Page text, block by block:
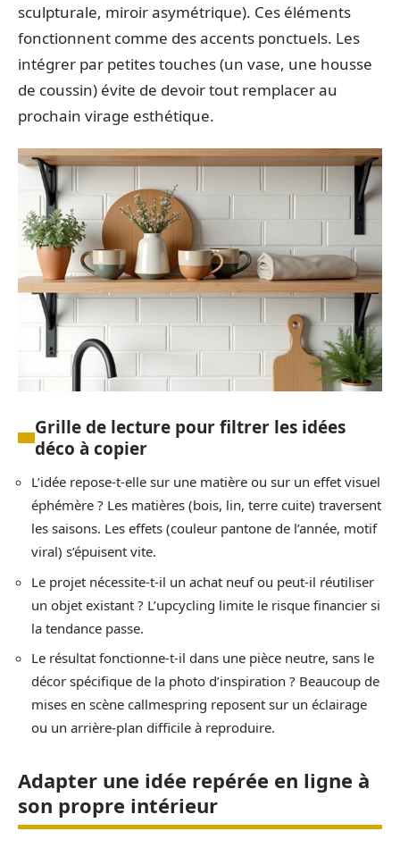
sculpturale, miroir asymétrique). Ces éléments
fonctionnent comme des accents ponctuels. Les
intégrer par petites touches (un vase, une housse
de coussin) évite de devoir tout remplacer au
prochain virage esthétique.
Grille de lecture pour filtrer les idées
déco à copier
L’idée repose-t-elle sur une matière ou sur un effet visuel
éphémère ? Les matières (bois, lin, terre cuite) traversent
les saisons. Les effets (couleur pantone de l’année, motif
viral) s’épuisent vite.
Le projet nécessite-t-il un achat neuf ou peut-il réutiliser
un objet existant ? L’upcycling limite le risque financier si
la tendance passe.
Le résultat fonctionne-t-il dans une pièce neutre, sans le
décor spécifique de la photo d’inspiration ? Beaucoup de
mises en scène callmespring reposent sur un éclairage
ou un arrière-plan difficile à reproduire.
Adapter une idée repérée en ligne à
son propre intérieur